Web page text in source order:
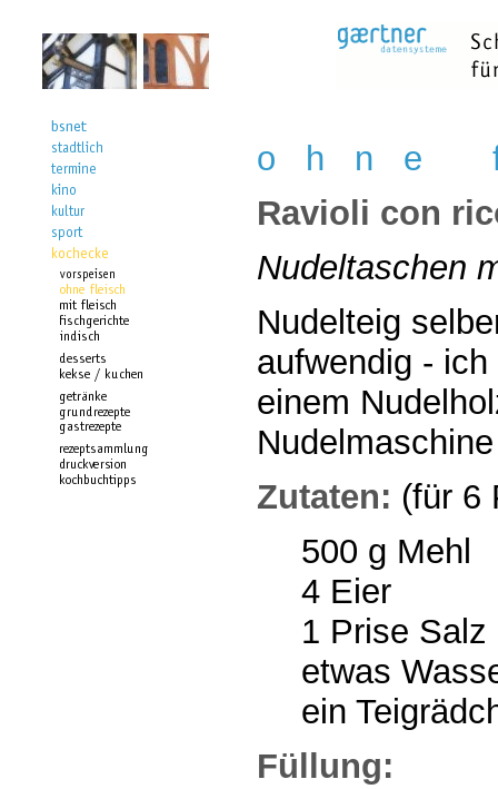
o h n e
Ravioli con
Nudeltaschen
Nudelteig
aufwendig -
einem
Zutaten: (für 6
500 g Mehl
4 Eier
1 Prise Salz
etwas
ein
Füllung: